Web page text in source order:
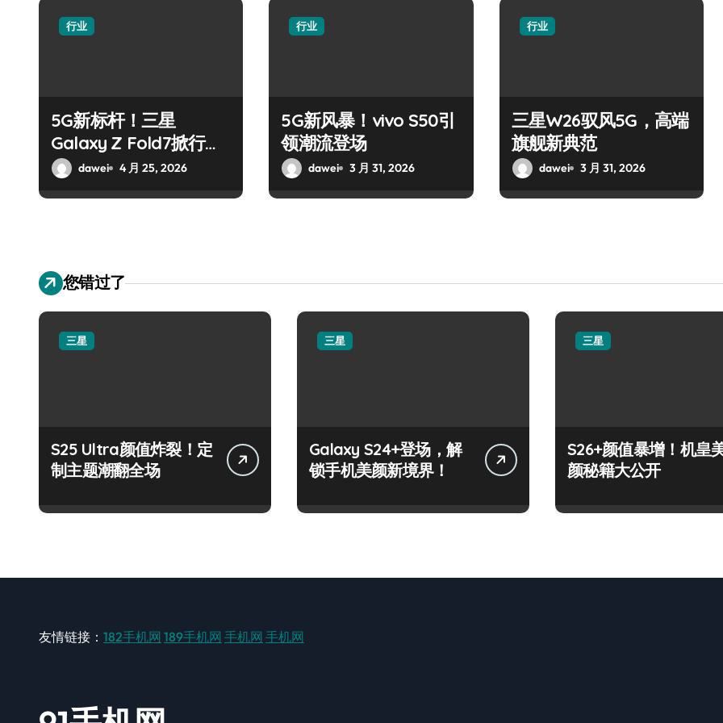
行业
5G新标杆！三星
Galaxy Z Fold7掀行业
革新巨浪
dawei 4 月 25, 2026
行业
5G新风暴！vivo S50引
领潮流登场
dawei 3 月 31, 2026
行业
三星W26驭风5G，高端
旗舰新典范
dawei 3 月 31, 2026
您错过了
三星
S25 Ultra颜值炸裂！定
制主题潮翻全场
三星
Galaxy S24+登场，解
锁手机美颜新境界！
三星
S26+颜值暴增！机皇
颜秘籍大公开
友情链接： 182手机网 189手机网 手机网 手机网